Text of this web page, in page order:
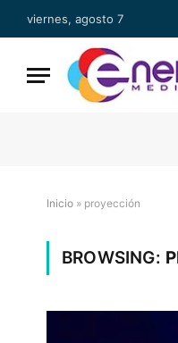
viernes, agosto 7
Inicio » proyección
BROWSING: